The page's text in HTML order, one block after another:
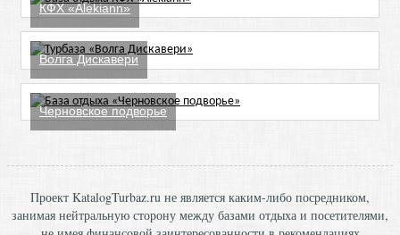
КФХ «Alekiann»
Волга Дискавери
Черновское подворье
Проект KatalogTurbaz.ru не является каким-либо посредником,
занимая нейтральную сторону между базами отдыха и посетителями,